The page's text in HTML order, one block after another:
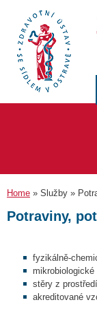
Home » Služby »
Potraviny,
fyzikálně-
stěry z
akreditované